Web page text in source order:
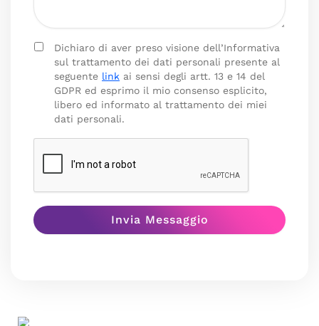
Dichiaro di aver preso visione dell’Informativa
sul trattamento dei dati personali presente al
seguente link ai sensi degli artt. 13 e 14 del
GDPR ed esprimo il mio consenso esplicito,
libero ed informato al trattamento dei miei
dati personali.